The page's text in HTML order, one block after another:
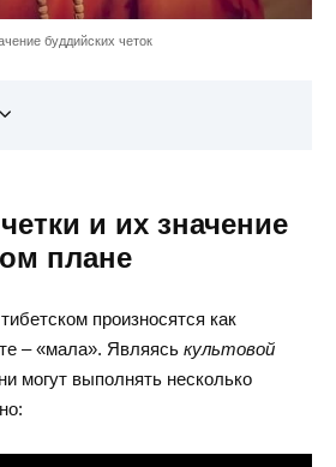
буддийских четок
и их значение
плане
произносятся как
– «мала». Являясь культовой
могут выполнять несколько